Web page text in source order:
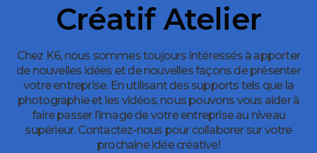
Créatif Atelier
Chez K6, nous sommes toujours intéressés à apporter
de nouvelles idées et de nouvelles façons de présenter
votre entreprise. En utilisant des supports tels que la
photographie et les vidéos, nous pouvons vous aider à
faire passer l’image de votre entreprise au niveau
supérieur. Contactez-nous pour collaborer sur votre
prochaine idée créative!